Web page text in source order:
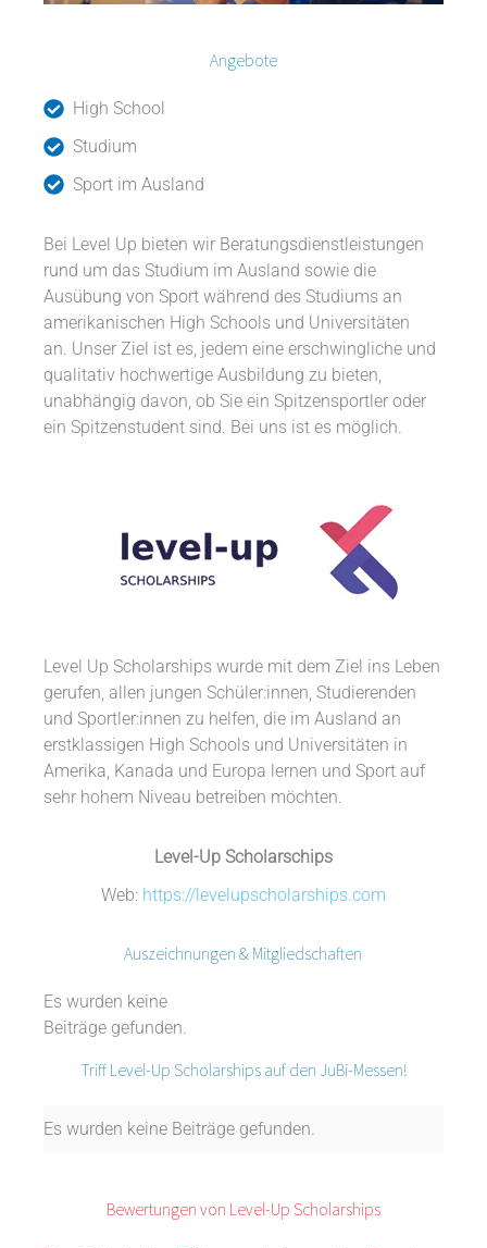
Angebote
High School
Studium
Sport im Ausland
Bei Level Up bieten wir Beratungsdienstleistungen
rund um das Studium im Ausland sowie die
Ausübung von Sport während des Studiums an
amerikanischen High Schools und Universitäten
an. Unser Ziel ist es, jedem eine erschwingliche und
qualitativ hochwertige Ausbildung zu bieten,
unabhängig davon, ob Sie ein Spitzensportler oder
ein Spitzenstudent sind. Bei uns ist es möglich.
Level Up Scholarships wurde mit dem Ziel ins Leben
gerufen, allen jungen Schüler:innen, Studierenden
und Sportler:innen zu helfen, die im Ausland an
erstklassigen High Schools und Universitäten in
Amerika, Kanada und Europa lernen und Sport auf
sehr hohem Niveau betreiben möchten.
Level-Up Scholarschips
Web: https://levelupscholarships.com
Auszeichnungen & Mitgliedschaften
Es wurden keine
Beiträge gefunden.
Triff Level-Up Scholarships auf den JuBi-Messen!
Es wurden keine Beiträge gefunden.
Bewertungen von Level-Up Scholarships